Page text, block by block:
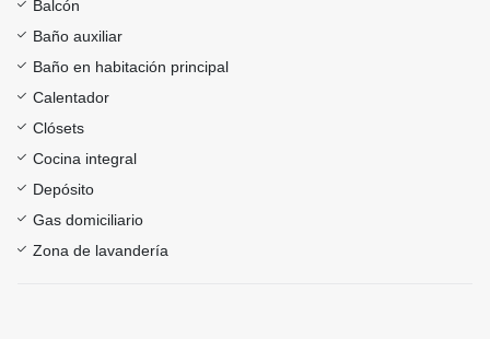
Balcón
Baño auxiliar
Baño en habitación principal
Calentador
Clósets
Cocina integral
Depósito
Gas domiciliario
Zona de lavandería